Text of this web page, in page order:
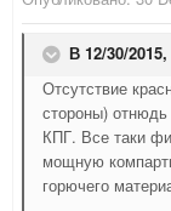
В 12/30/
Отсутствие
стороны) отнюдь
КПГ. Все таки
мощную
горючего